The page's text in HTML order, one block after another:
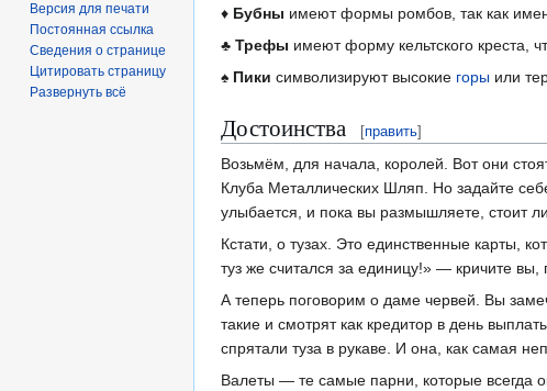
♦️ Бубны имеют формы ромбов, так как
♣️ Трефы имеют форму кельтского креста,
♠️ Пики символизируют высокие горы или
Достоинства [править]
Возьмём, для начала, королей. Вот они
Клуба Металлических Шляп. Но задайте
улыбается, и пока вы размышляете, стоит
Кстати, о тузах. Это единственные карты,
туз же считался за единицу!» — кричите
А теперь поговорим о даме червей. Вы
такие и смотрят как кредитор в день
спрятали туза в рукаве. И она, как самая
Валеты — те самые парни, которые всегда
Версия для печати
Постоянная ссылка
Сведения о странице
Цитировать страницу
Развернуть всё